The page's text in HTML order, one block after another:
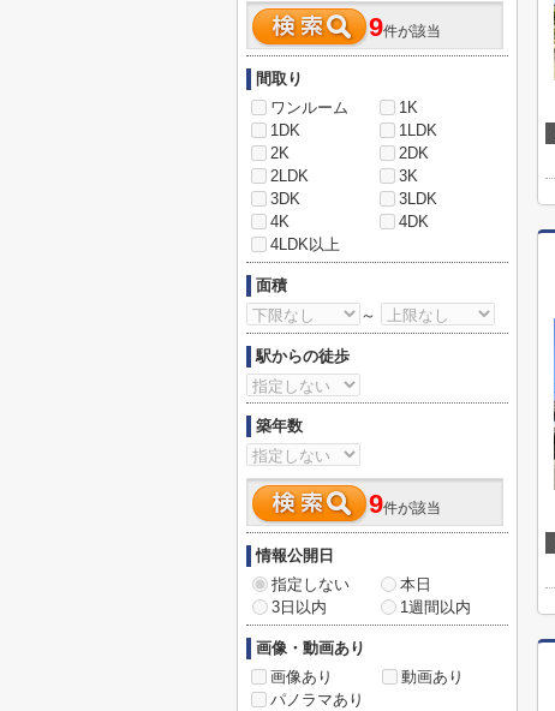
9件が該当
間取り
ワンルーム
1K
1DK
1LDK
2K
2DK
2LDK
3K
3DK
3LDK
4K
4DK
4LDK以上
面積
～
駅からの徒歩
築年数
9件が該当
情報公開日
指定しない
本日
3日以内
1週間以内
画像・動画あり
画像あり
動画あり
パノラマあり